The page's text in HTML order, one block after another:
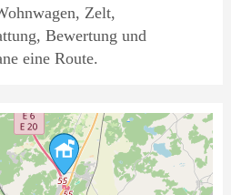
Zelt,
Bewertung und
eine Route.